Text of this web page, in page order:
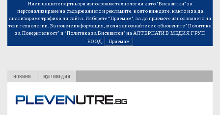
Ние и нашите партньори използваме технологии като “Бисквитки” за
персонализиране на съдържанието и рекламите, които виждате, както и за да
анализираме трафика на сайта. Изберете “Приемам”, за да приемете използването на
тези технологии. За повече информация, моля запознайте се с обновените“Политика
за Поверителност”и“Политика за Бисквитки”на АЛТЕРНАТИВ МЕДИЯ ГРУП
ЕООД.
Приемам
НОВИНИ МУЛТИМЕДИЯ